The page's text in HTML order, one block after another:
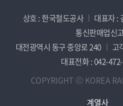
상호 : 한국철도공사 대표자 :
통신판매업신
대전광역시 동구 중앙로 240
고
대표전화 : 042-
COPYRIGHT ⓒ KOREA
계열사